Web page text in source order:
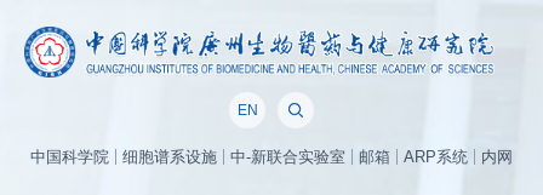
EN
中国科学院 细胞谱系设施 中-新联合实验室 邮箱 ARP系统 内网